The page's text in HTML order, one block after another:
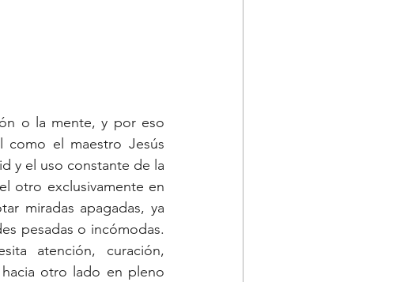
o la mente, y por eso
el maestro Jesús
y el uso constante de la
otro exclusivamente en
miradas apagadas, ya
pesadas o incómodas.
atención, curación,
otro lado en pleno